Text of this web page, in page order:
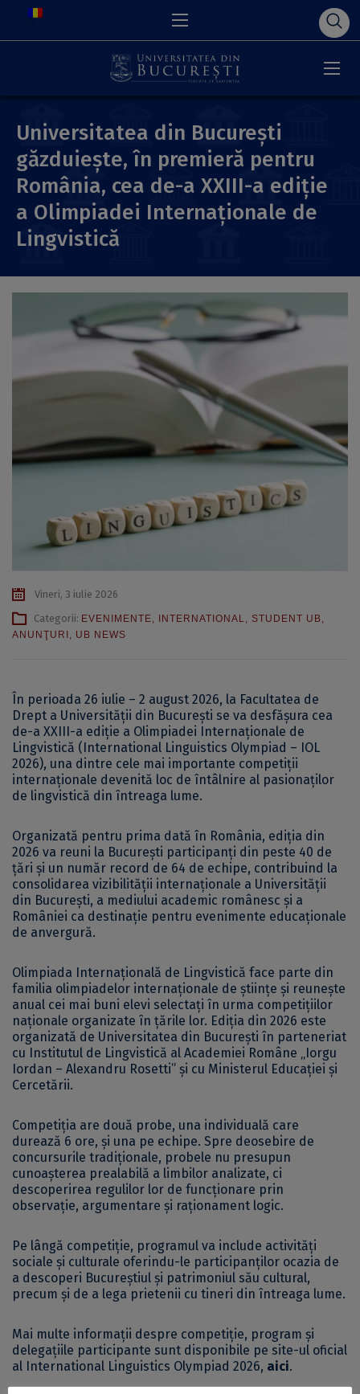
Universitatea din București
găzduiește, în premieră pentru
România, cea de-a XXIII-a ediție
a Olimpiadei Internaționale de
Lingvistică
Vineri, 3 iulie 2026
Categorii: EVENIMENTE, INTERNATIONAL, STUDENT UB,
ANUNŢURI , UB NEWS
În perioada 26 iulie – 2 august 2026, la Facultatea de
Drept a Universității din București se va desfășura cea
de-a XXIII-a ediție a Olimpiadei Internaționale de
Lingvistică (International Linguistics Olympiad – IOL
2026), una dintre cele mai importante competiții
internaționale devenită loc de întâlnire al pasionaților
de lingvistică din întreaga lume.
Organizată pentru prima dată în România, ediția din
2026 va reuni la București participanți din peste 40 de
țări și un număr record de 64 de echipe, contribuind la
consolidarea vizibilității internaționale a Universității
din București, a mediului academic românesc și a
României ca destinație pentru evenimente educaționale
de anvergură.
Olimpiada Internațională de Lingvistică face parte din
familia olimpiadelor internaționale de științe și reunește
anual cei mai buni elevi selectați în urma competițiilor
naționale organizate în țările lor. Ediția din 2026 este
organizată de Universitatea din București în parteneriat
cu Institutul de Lingvistică al Academiei Române „Iorgu
Iordan – Alexandru Rosetti” și cu Ministerul Educației și
Cercetării.
Competiția are două probe, una individuală care
durează 6 ore, și una pe echipe. Spre deosebire de
concursurile tradiționale, probele nu presupun
cunoașterea prealabilă a limbilor analizate, ci
descoperirea regulilor lor de funcționare prin
observație, argumentare și raționament logic.
Pe lângă competiție, programul va include activități
sociale și culturale oferindu-le participanților ocazia de
a descoperi Bucureștiul și patrimoniul său cultural,
precum și de a lega prietenii cu tineri din întreaga lume.
Mai multe informații despre competiție, program și
delegațiile participante sunt disponibile pe site-ul oficial
al International Linguistics Olympiad 2026, aici.